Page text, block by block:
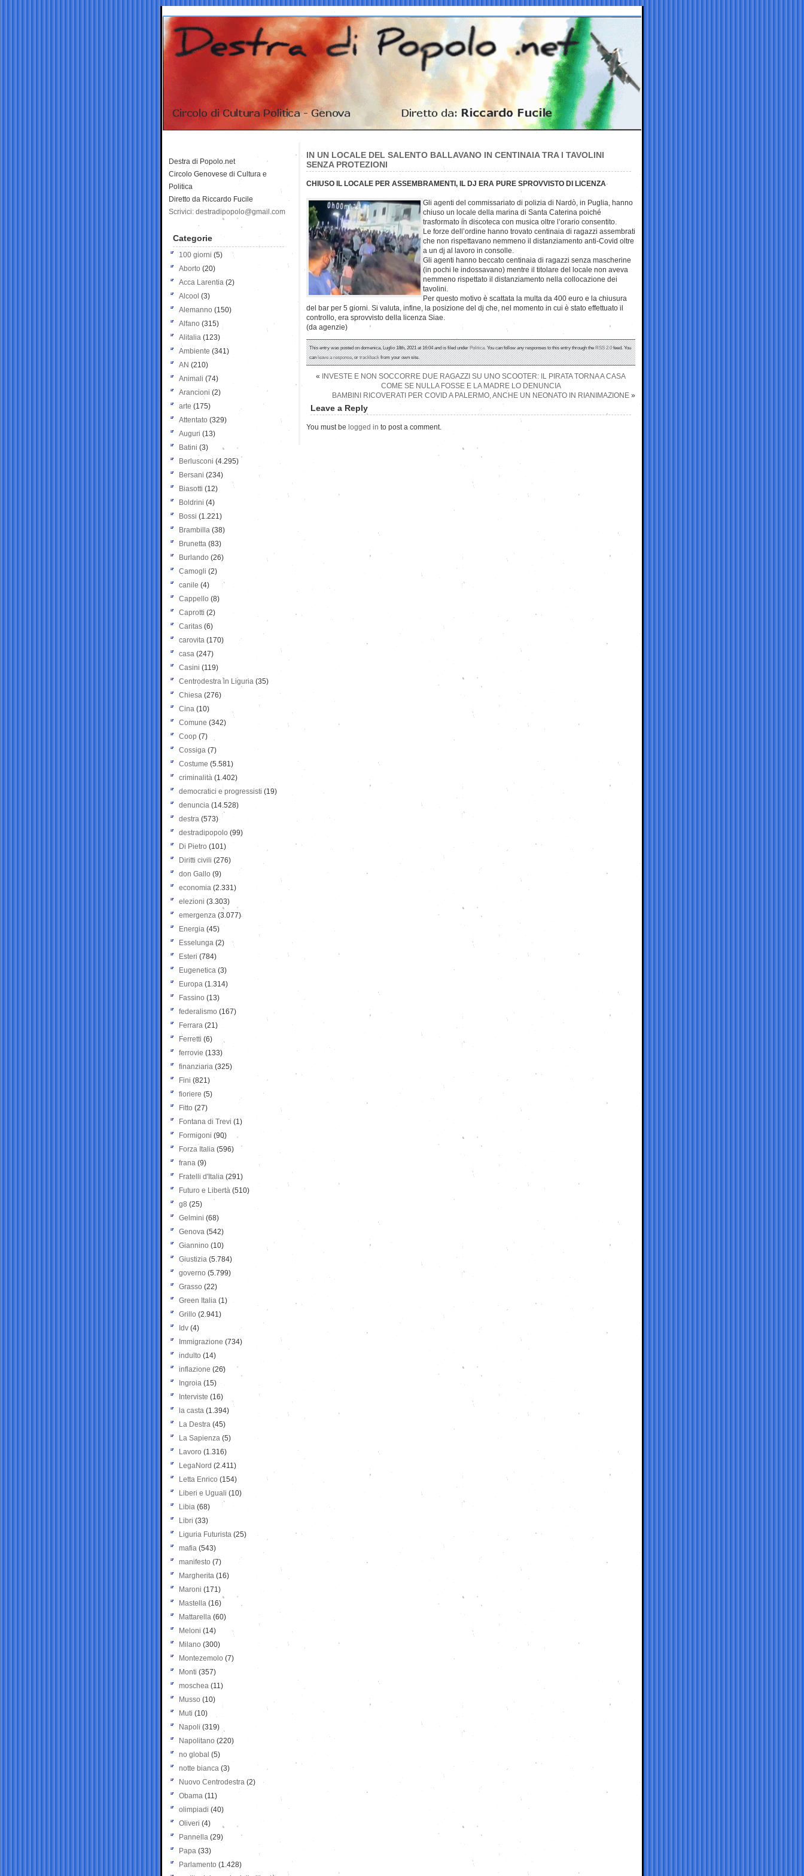
IN UN LOCALE DEL SALENTO BALLAVANO IN CENTINAIA TRA I TAVOLINI
SENZA PROTEZIONI
CHIUSO IL LOCALE PER ASSEMBRAMENTI, IL DJ ERA PURE SPROVVISTO DI LICENZA
Gli agenti del commissariato di polizia di Nardò, in Puglia, hanno
chiuso un locale della marina di Santa Caterina poiché
trasformato in discoteca con musica oltre l’orario consentito.
Le forze dell’ordine hanno trovato centinaia di ragazzi assembrati
che non rispettavano nemmeno il distanziamento anti-Covid oltre
a un dj al lavoro in consolle.
Gli agenti hanno beccato centinaia di ragazzi senza mascherine
(in pochi le indossavano) mentre il titolare del locale non aveva
nemmeno rispettato il distanziamento nella collocazione dei
tavolini.
Per questo motivo è scattata la multa da 400 euro e la chiusura
del bar per 5 giorni. Si valuta, infine, la posizione del dj che, nel momento in cui è stato effettuato il
controllo, era sprovvisto della licenza Siae.
(da agenzie)
This entry was posted on domenica, Luglio 18th, 2021 at 16:04 and is filed underPolitica. You can follow any responses to this entry through theRSS 2.0feed. You
canleave a response, ortrackbackfrom your own site.
«
INVESTE E NON SOCCORRE DUE RAGAZZI SU UNO SCOOTER: IL PIRATA TORNA A CASA
COME SE NULLA FOSSE E LA MADRE LO DENUNCIA
BAMBINI RICOVERATI PER COVID A PALERMO, ANCHE UN NEONATO IN RIANIMAZIONE »
Leave a Reply
You must be logged in to post a comment.
Destra di Popolo.net
Circolo Genovese di Cultura e
Politica
Diretto da Riccardo Fucile
Scrivici: destradipopolo@gmail.com
Categorie
100 giorni (5)
Aborto (20)
Acca Larentia (2)
Alcool (3)
Alemanno (150)
Alfano (315)
Alitalia (123)
Ambiente (341)
AN (210)
Animali (74)
Arancioni (2)
arte (175)
Attentato (329)
Auguri (13)
Batini (3)
Berlusconi (4.295)
Bersani (234)
Biasotti (12)
Boldrini (4)
Bossi (1.221)
Brambilla (38)
Brunetta (83)
Burlando (26)
Camogli (2)
canile (4)
Cappello (8)
Caprotti (2)
Caritas (6)
carovita (170)
casa (247)
Casini (119)
Centrodestra in Liguria (35)
Chiesa (276)
Cina (10)
Comune (342)
Coop (7)
Cossiga (7)
Costume (5.581)
criminalità (1.402)
democratici e progressisti (19)
denuncia (14.528)
destra (573)
destradipopolo (99)
Di Pietro (101)
Diritti civili (276)
don Gallo (9)
economia (2.331)
elezioni (3.303)
emergenza (3.077)
Energia (45)
Esselunga (2)
Esteri (784)
Eugenetica (3)
Europa (1.314)
Fassino (13)
federalismo (167)
Ferrara (21)
Ferretti (6)
ferrovie (133)
finanziaria (325)
Fini (821)
fioriere (5)
Fitto (27)
Fontana di Trevi (1)
Formigoni (90)
Forza Italia (596)
frana (9)
Fratelli d'Italia (291)
Futuro e Libertà (510)
g8 (25)
Gelmini (68)
Genova (542)
Giannino (10)
Giustizia (5.784)
governo (5.799)
Grasso (22)
Green Italia (1)
Grillo (2.941)
Idv (4)
Immigrazione (734)
indulto (14)
inflazione (26)
Ingroia (15)
Interviste (16)
la casta (1.394)
La Destra (45)
La Sapienza (5)
Lavoro (1.316)
LegaNord (2.411)
Letta Enrico (154)
Liberi e Uguali (10)
Libia (68)
Libri (33)
Liguria Futurista (25)
mafia (543)
manifesto (7)
Margherita (16)
Maroni (171)
Mastella (16)
Mattarella (60)
Meloni (14)
Milano (300)
Montezemolo (7)
Monti (357)
moschea (11)
Musso (10)
Muti (10)
Napoli (319)
Napolitano (220)
no global (5)
notte bianca (3)
Nuovo Centrodestra (2)
Obama (11)
olimpiadi (40)
Oliveri (4)
Pannella (29)
Papa (33)
Parlamento (1.428)